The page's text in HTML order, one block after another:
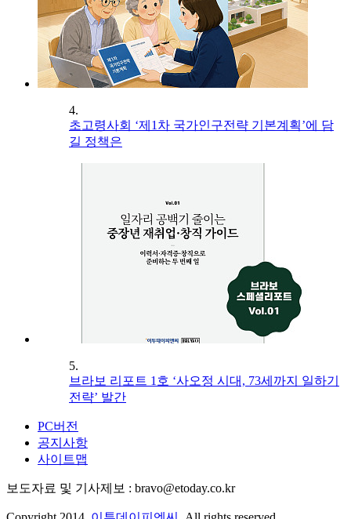
4.
초고령사회 ‘제1차 국가인구전략 기본계획’에 담
길 정책은
5.
브라보 리포트 1호 ‘사오정 시대, 73세까지 일하기
전략’ 발간
PC버전
공지사항
사이트맵
보도자료 및 기사제보 : bravo@etoday.co.kr